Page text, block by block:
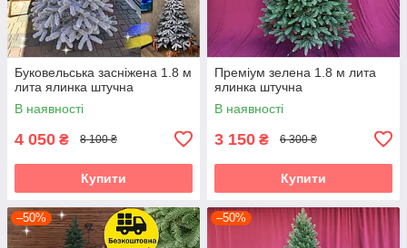
Буковельська засніжена 1.8 м
лита ялинка штучна
В наявності
4 050 ₴ 8 100 ₴
Купити
Преміум зелена 1.8 м лита
ялинка штучна
В наявності
3 150 ₴ 6 300 ₴
Купити
–50% –50%